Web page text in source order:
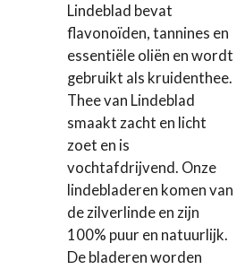
Lindeblad bevat
flavonoïden, tannines en
essentiële oliën en wordt
gebruikt als kruidenthee.
Thee van Lindeblad
smaakt zacht en licht
zoet en is
vochtafdrijvend. Onze
lindebladeren komen van
de zilverlinde en zijn
100% puur en natuurlijk.
De bladeren worden